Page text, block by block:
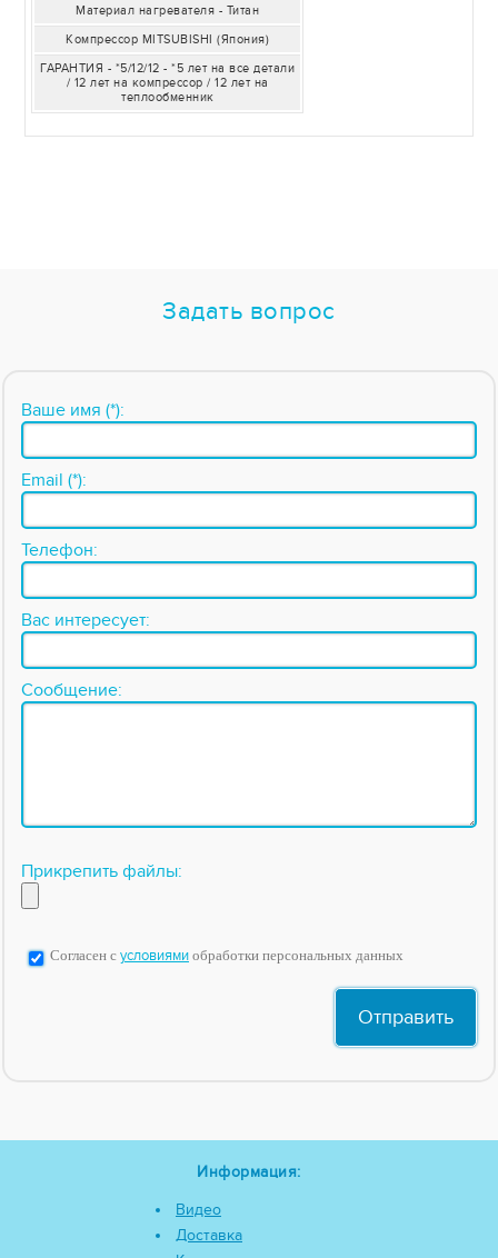
Материал нагревателя - Титан
Компрессор MITSUBISHI (Япония)
ГАРАНТИЯ - *5/12/12 - *5 лет на все детали
/ 12 лет на компрессор / 12 лет на
теплообменник
Задать вопрос
Ваше имя (*):
Email (*):
Телефон:
Вас интересует:
Сообщение:
Прикрепить файлы:
Согласен с условиями обработки персональных данных
Информация:
Видео
Доставка